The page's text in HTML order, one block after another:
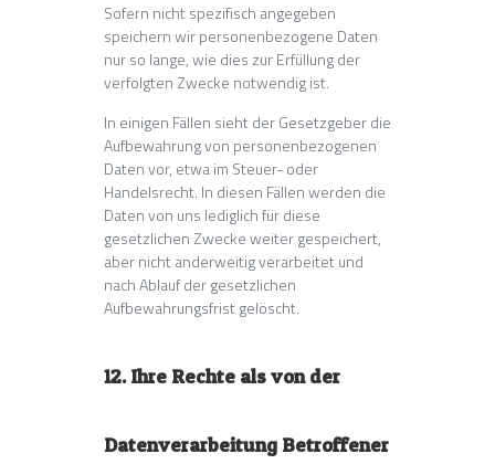
Sofern nicht spezifisch angegeben
speichern wir personenbezogene Daten
nur so lange, wie dies zur Erfüllung der
verfolgten Zwecke notwendig ist.
In einigen Fällen sieht der Gesetzgeber die
Aufbewahrung von personenbezogenen
Daten vor, etwa im Steuer- oder
Handelsrecht. In diesen Fällen werden die
Daten von uns lediglich für diese
gesetzlichen Zwecke weiter gespeichert,
aber nicht anderweitig verarbeitet und
nach Ablauf der gesetzlichen
Aufbewahrungsfrist gelöscht.
12. Ihre Rechte als von der
Datenverarbeitung Betroffener